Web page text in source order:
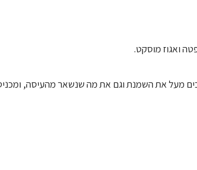
ואגוז מוסקט.
מעל את השמנת וגם את מה שנשאר מהעיסה,